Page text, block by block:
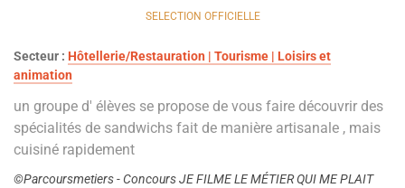
SELECTION OFFICIELLE
Secteur : Hôtellerie/Restauration | Tourisme | Loisirs et
animation
un groupe d' élèves se propose de vous faire découvrir des
spécialités de sandwichs fait de manière artisanale , mais
cuisiné rapidement
©Parcoursmetiers - Concours JE FILME LE MÉTIER QUI ME PLAIT